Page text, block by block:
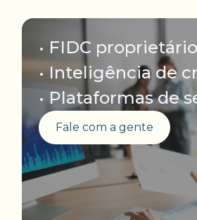
• FIDC proprietário
• Inteligência de
• Plataformas de
Fale com a gente